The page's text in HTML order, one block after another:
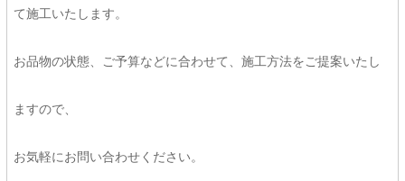
て施工いたします。
お品物の状態、ご予算などに合わせて、施工方法をご提案いたし
ますので、
お気軽にお問い合わせください。